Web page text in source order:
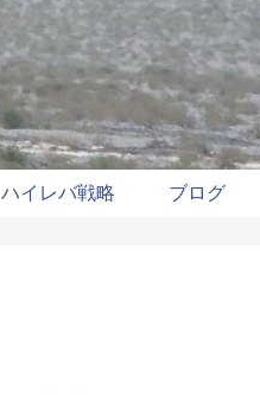
ハイレバ戦略 ブログ